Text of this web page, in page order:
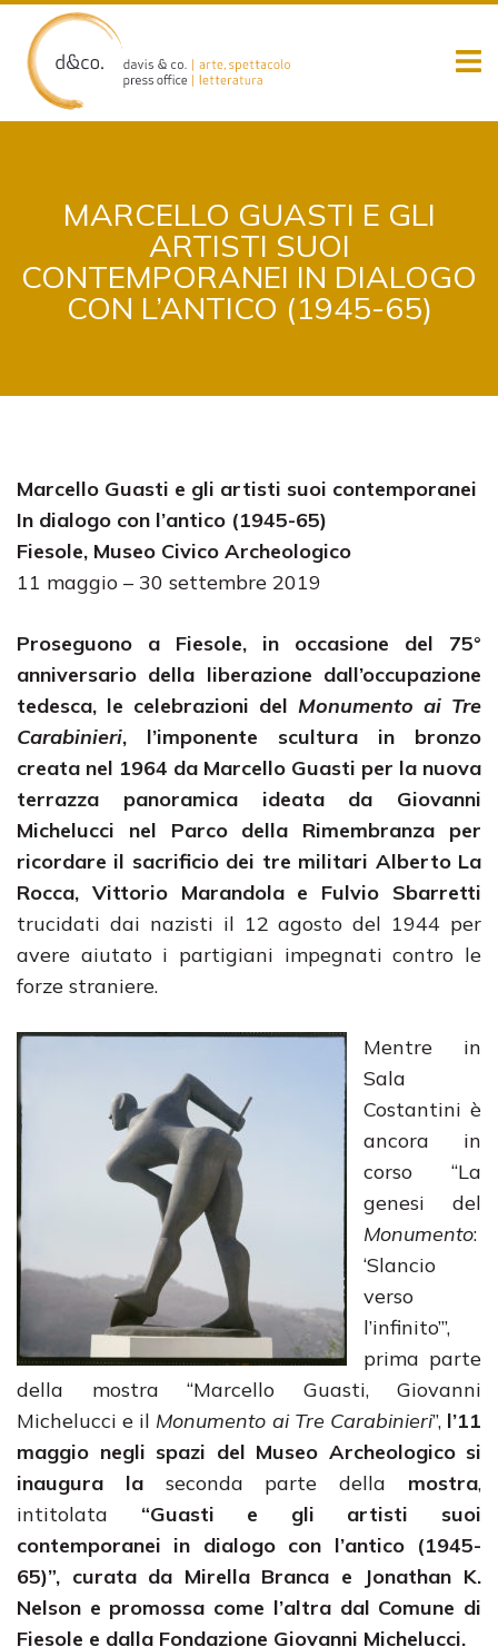
content
MARCELLO GUASTI E GLI
ARTISTI SUOI
CONTEMPORANEI IN DIALOGO
CON L’ANTICO (1945-65)
Marcello Guasti e gli artisti suoi contemporanei
In dialogo con l’antico (1945-65)
Fiesole, Museo Civico Archeologico
11 maggio – 30 settembre 2019
Proseguono a Fiesole, in occasione del 75°
anniversario della liberazione dall’occupazione
tedesca, le celebrazioni del Monumento ai Tre
Carabinieri, l’imponente scultura in bronzo
creata nel 1964 da Marcello Guasti per la nuova
terrazza panoramica ideata da Giovanni
Michelucci nel Parco della Rimembranza per
ricordare il sacrificio dei tre militari Alberto La
Rocca, Vittorio Marandola e Fulvio Sbarretti
trucidati dai nazisti il 12 agosto del 1944 per
avere aiutato i partigiani impegnati contro le
forze straniere.
Mentre in
Sala
Costantini è
ancora in
corso “La
genesi del
Monumento:
‘Slancio
verso
l’infinito’”,
prima parte
della mostra “Marcello Guasti, Giovanni
Michelucci e il Monumento ai Tre Carabinieri”,l’11
maggio negli spazi del Museo Archeologico si
inaugura la seconda parte della mostra,
intitolata “Guasti e gli artisti suoi
contemporanei in dialogo con l’antico (1945-
65)”, curata da Mirella Branca e Jonathan K.
Nelson e promossa come l’altra dal Comune di
Fiesole e dalla Fondazione Giovanni Michelucci.